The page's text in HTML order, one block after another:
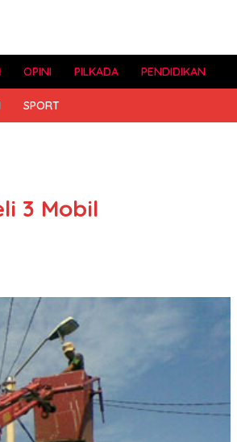
OPINI PILKADA PENDIDIKAN
SPORT
3 Mobil